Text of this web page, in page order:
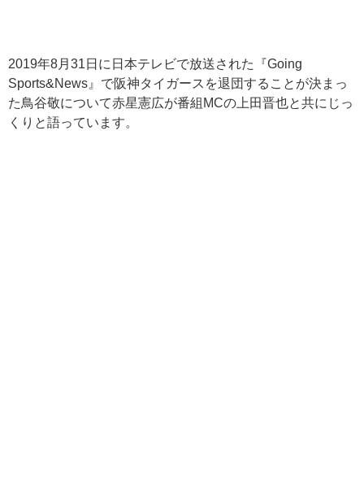
2019年8 月 31 日に日本テレビで放送された『Going
Sports&News 』で阪神タイガースを退団することが決まっ
た鳥谷敬について赤星憲広が番組 MCの上田晋也と共にじっ
くりと語っています。